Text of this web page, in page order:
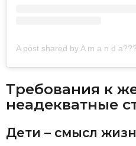
Требования к
неадекватные
Дети – смысл